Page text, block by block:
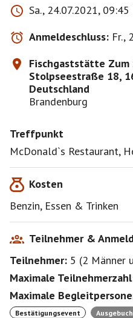
Soziatour, also alle sollen
mitfahren können, und
ihres Führerscheines nach
Wir fahren pünktlich um
Ich möchte die Gruppe
beschränken.
Bei Sturm und Regen
Jeder Mitfahrer fährt
weitere bitte über die
Sa., 24.07.2021, 09:45
Anmeldeschluss: Fr.,
Fischgaststätte Zum
Stolpseestraße 18,
Deutschland
Brandenburg
Treffpunkt
McDonald`s Restaurant,
Kosten
Benzin, Essen & Trinken
Teilnehmer &
Teilnehmer: 5 (2 Männer
Maximale
Maximale
Bestätigungsevent